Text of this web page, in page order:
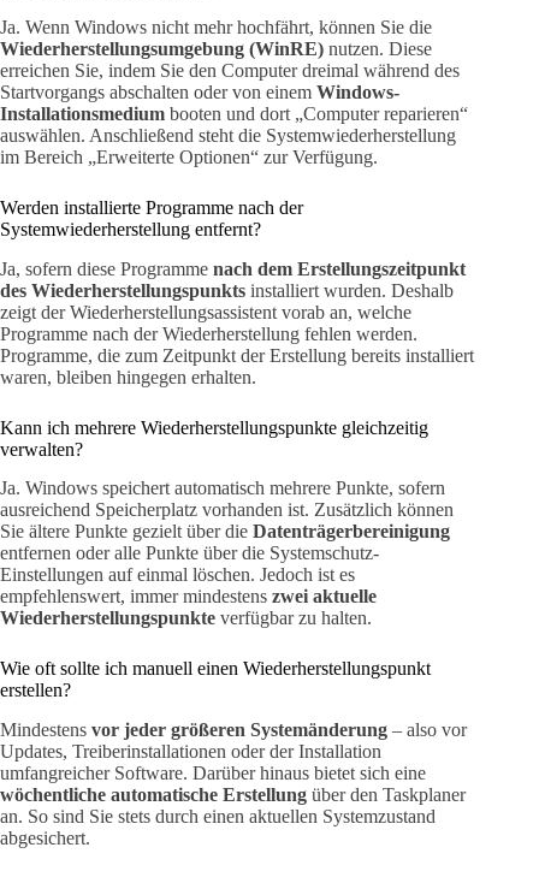
Ja. Wenn Windows nicht mehr hochfährt, können Sie die
Wiederherstellungsumgebung (WinRE) nutzen. Diese
erreichen Sie, indem Sie den Computer dreimal während des
Startvorgangs abschalten oder von einem Windows-
Installationsmedium booten und dort „Computer reparieren“
auswählen. Anschließend steht die Systemwiederherstellung
im Bereich „Erweiterte Optionen“ zur Verfügung.
Werden installierte Programme nach der
Systemwiederherstellung entfernt?
Ja, sofern diese Programme nach dem Erstellungszeitpunkt
des Wiederherstellungspunkts installiert wurden. Deshalb
zeigt der Wiederherstellungsassistent vorab an, welche
Programme nach der Wiederherstellung fehlen werden.
Programme, die zum Zeitpunkt der Erstellung bereits installiert
waren, bleiben hingegen erhalten.
Kann ich mehrere Wiederherstellungspunkte gleichzeitig
verwalten?
Ja. Windows speichert automatisch mehrere Punkte, sofern
ausreichend Speicherplatz vorhanden ist. Zusätzlich können
Sie ältere Punkte gezielt über die Datenträgerbereinigung
entfernen oder alle Punkte über die Systemschutz-
Einstellungen auf einmal löschen. Jedoch ist es
empfehlenswert, immer mindestens zwei aktuelle
Wiederherstellungspunkte verfügbar zu halten.
Wie oft sollte ich manuell einen Wiederherstellungspunkt
erstellen?
Mindestens vor jeder größeren Systemänderung – also vor
Updates, Treiberinstallationen oder der Installation
umfangreicher Software. Darüber hinaus bietet sich eine
wöchentliche automatische Erstellung über den Taskplaner
an. So sind Sie stets durch einen aktuellen Systemzustand
abgesichert.